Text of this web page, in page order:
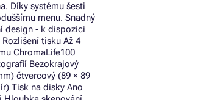
Díky systému šesti
menu. Snadný
design - k dispozici
tisku Až 4
ChromaLife100
Bezokrajový
čtvercový (89 × 89
Tisk na disky Ano